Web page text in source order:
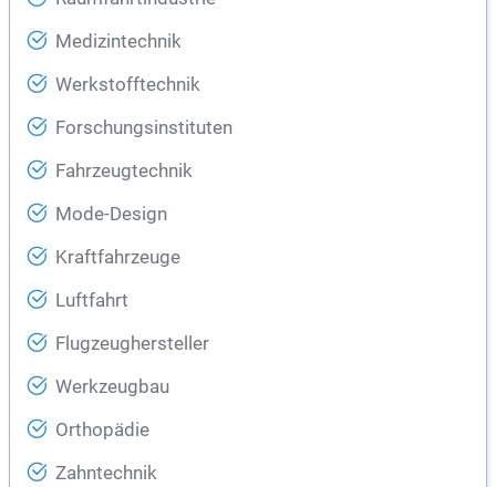
Medizintechnik
Werkstofftechnik
Forschungsinstituten
Fahrzeugtechnik
Mode-Design
Kraftfahrzeuge
Luftfahrt
Flugzeughersteller
Werkzeugbau
Orthopädie
Zahntechnik